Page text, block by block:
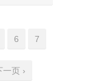
6 7
一页 ›